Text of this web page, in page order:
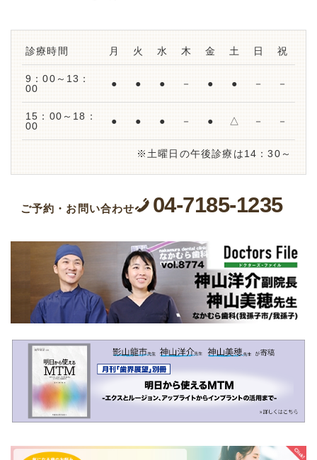
診療時間 月 火 水 木 金 土 日 祝
9：00～13：
00
● ● ● － ● ● － －
15：00～18：
00
● ● ● － ● △ － －
※土曜日の午後診療は14：30～
ご予約・お問い合わせ 04-7185-1235